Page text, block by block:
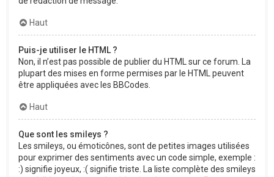
Haut
Puis-je utiliser le HTML ?
Non, il n’est pas possible de publier du HTML sur ce forum. La
plupart des mises en forme permises par le HTML peuvent
être appliquées avec les BBCodes.
Haut
Que sont les smileys ?
Les smileys, ou émoticônes, sont de petites images utilisées
pour exprimer des sentiments avec un code simple, exemple :
:) signifie joyeux, :( signifie triste. La liste complète des smileys